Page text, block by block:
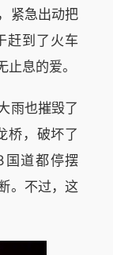
紧急出动把
赶到了火车
息的爱。
雨也摧毁了
桥，破坏了
国道都停摆
。不过，这